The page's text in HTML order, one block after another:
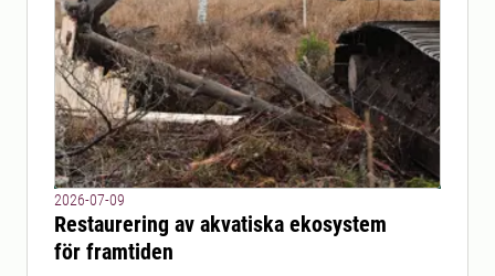
2026-07-09
Restaurering av akvatiska ekosystem
för framtiden